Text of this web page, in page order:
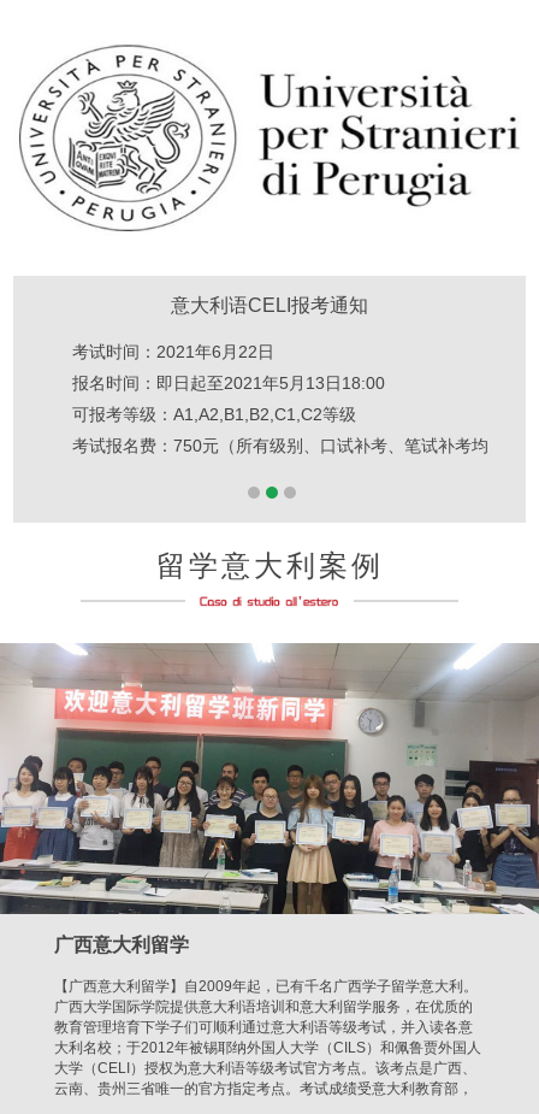
意大利语CELI报考通知
考试时间：2021年6月22日
报名时间：即日起至2021年5月13日18:00
可报考等级：A1,A2,B1,B2,C1,C2等级
考试报名费：750元（所有级别、口试补考、笔试补考均
12
留学意大利案例
广西意大利留学
【广西意大利留学】自2009年起，已有千名广西学子留学意大利。
广西大学国际学院提供意大利语培训和意大利留学服务，在优质的
教育管理培育下学子们可顺利通过意大利语等级考试，并入读各意
大利名校；于2012年被锡耶纳外国人大学（CILS）和佩鲁贾外国人
大学（CELI）授权为意大利语等级考试官方考点。该考点是广西、
云南、贵州三省唯一的官方指定考点。考试成绩受意大利教育部，